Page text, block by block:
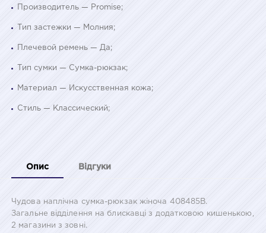
Производитель — Promise;
Тип застежки — Молния;
Плечевой ремень — Да;
Тип сумки — Сумка-рюкзак;
Материал — Искусственная кожа;
Стиль — Классический;
Опис Відгуки
Чудова наплічна сумка-рюкзак жіноча 408485B.
Загальне відділення на блискавці з додатковою кишенькою,
2 магазини з зовні.